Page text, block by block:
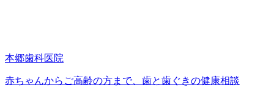
本郷歯科医院
赤ちゃんからご高齢の方まで、歯と歯ぐきの健康相談